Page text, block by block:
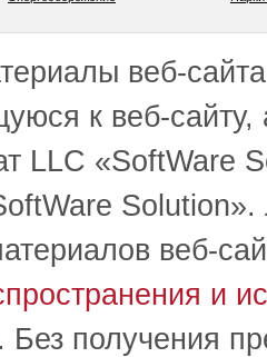
веб-
к веб-
LLC
Solution».
веб-
и
. Без получения